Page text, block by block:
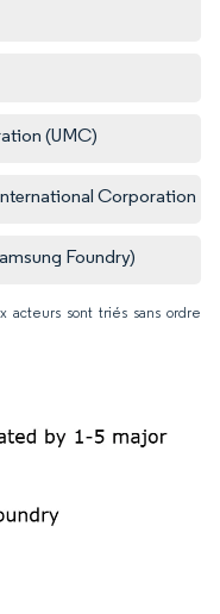
(UMC)
Corporation
Foundry)
acteurs sont triés sans ordre